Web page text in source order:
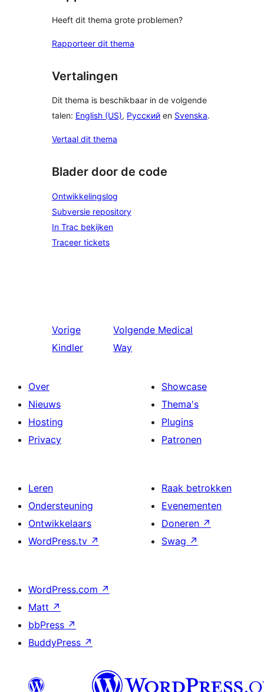
Heeft dit thema grote problemen?
Rapporteer dit thema
Vertalingen
Dit thema is beschikbaar in de volgende
talen: English (US), Русский en Svenska.
Vertaal dit thema
Blader door de code
Ontwikkelingslog
Subversie repository
In Trac bekijken
Traceer tickets
Vorige
Kindler
Volgende Medical
Way
Over
Nieuws
Hosting
Privacy
Showcase
Thema's
Plugins
Patronen
Leren
Ondersteuning
Ontwikkelaars
WordPress.tv ↗
Raak betrokken
Evenementen
Doneren ↗
Swag ↗
WordPress.com ↗
Matt ↗
bbPress ↗
BuddyPress ↗